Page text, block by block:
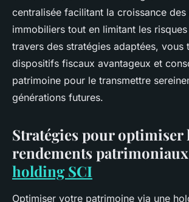
centralisée facilitant la croissance des
immobiliers tout en limitant les
travers des stratégies adaptées, vous
dispositifs fiscaux avantageux et
patrimoine pour le transmettre
générations futures.
Stratégies pour optimiser
rendements
holding SCI
Optimiser votre patrimoine via une